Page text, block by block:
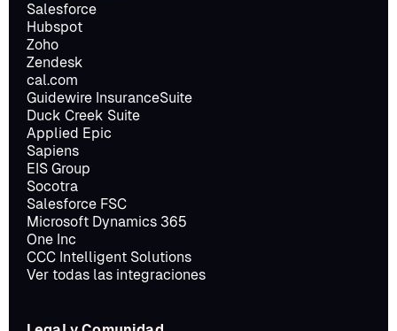
Salesforce
Hubspot
Zoho
Zendesk
cal.com
Guidewire InsuranceSuite
Duck Creek Suite
Applied Epic
Sapiens
EIS Group
Socotra
Salesforce FSC
Microsoft Dynamics 365
One Inc
CCC Intelligent Solutions
Ver todas las integraciones